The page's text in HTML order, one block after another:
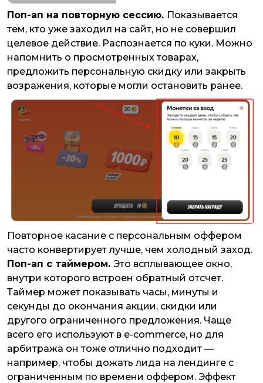
Поп-ап на повторную сессию. Показывается
тем, кто уже заходил на сайт, но не совершил
целевое действие. Распознается по куки. Можно
напомнить о просмотренных товарах,
предложить персональную скидку или закрыть
возражения, которые могли остановить ранее.
Повторное касание с персональным оффером
часто конвертирует лучше, чем холодный заход.
Поп-ап с таймером. Это всплывающее окно,
внутри которого встроен обратный отсчет.
Таймер может показывать часы, минуты и
секунды до окончания акции, скидки или
другого ограниченного предложения. Чаще
всего его используют в e-commerce, но для
арбитража он тоже отлично подходит —
например, чтобы дожать лида на лендинге с
ограниченным по времени оффером. Эффект